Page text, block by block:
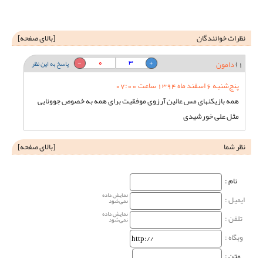
نظرات خوانندگان [بالای صفحه]
1) دامون پاسخ به این نظر 0
3
پنج‌شنبه 6 اسفند ماه 1394 ساعت 07:00
همه بازیکنهای مس عالین آرزوی موفقیت برای همه به خصوص جوونایی
مثل علی خورشیدی
نظر شما
[بالای صفحه]
نام‌ :
ایمیل :
نمایش داده
نمی‌شود
تلفن : نمایش داده
نمی‌شود
وبگاه‌ :